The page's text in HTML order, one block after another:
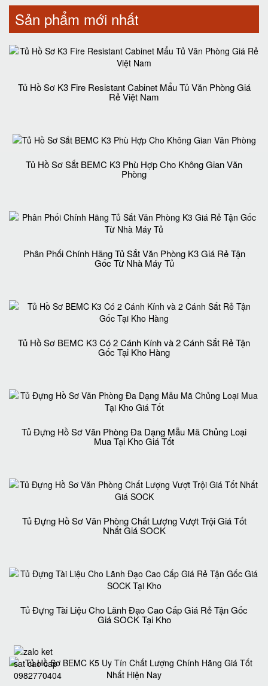
Sản phẩm mới nhất
Tủ Hồ Sơ K3 Fire Resistant Cabinet Mẩu Tủ Văn Phòng Giá
Rẻ Việt Nam
Tủ Hồ Sơ Sắt BEMC K3 Phù Hợp Cho Không Gian Văn
Phòng
Phân Phối Chính Hãng Tủ Sắt Văn Phòng K3 Giá Rẻ Tận
Gốc Từ Nhà Máy Tủ
Tủ Hồ Sơ BEMC K3 Có 2 Cánh Kính và 2 Cánh Sắt Rẻ Tận
Gốc Tại Kho Hàng
Tủ Đựng Hồ Sơ Văn Phòng Đa Dạng Mẫu Mã Chủng Loại
Mua Tại Kho Giá Tốt
Tủ Đựng Hồ Sơ Văn Phòng Chất Lượng Vượt Trội Giá Tốt
Nhất Giá SOCK
Tủ Đựng Tài Liệu Cho Lãnh Đạo Cao Cấp Giá Rẻ Tận Gốc
Giá SOCK Tại Kho